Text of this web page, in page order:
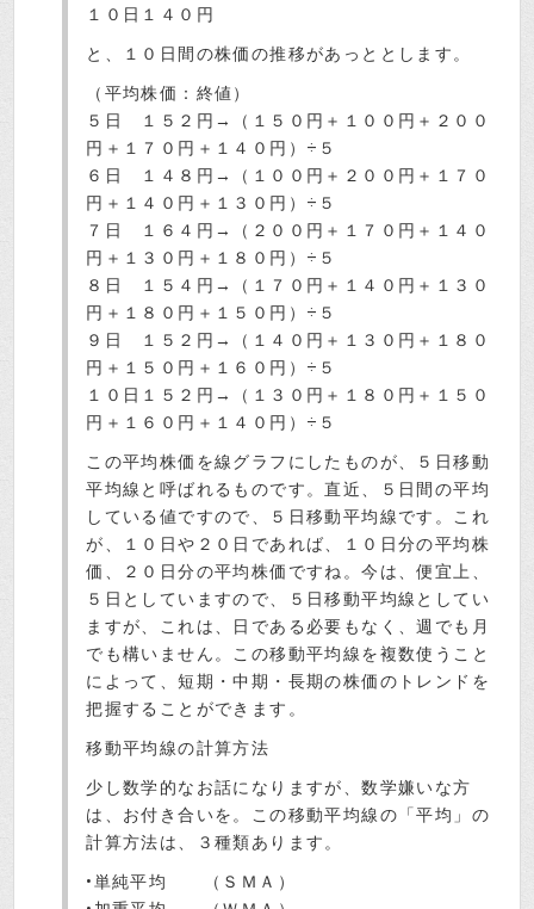
１０日１４０円
と、１０日間の株価の推移があっととします。
（平均株価：終値）
５日 １５２円→（１５０円＋１００円＋２００
円＋１７０円＋１４０円）÷５
６日 １４８円→（１００円＋２００円＋１７０
円＋１４０円＋１３０円）÷５
７日 １６４円→（２００円＋１７０円＋１４０
円＋１３０円＋１８０円）÷５
８日 １５４円→（１７０円＋１４０円＋１３０
円＋１８０円＋１５０円）÷５
９日 １５２円→（１４０円＋１３０円＋１８０
円＋１５０円＋１６０円）÷５
１０日１５２円→（１３０円＋１８０円＋１５０
円＋１６０円＋１４０円）÷５
この平均株価を線グラフにしたものが、５日移動
平均線と呼ばれるものです。直近、５日間の平均
している値ですので、５日移動平均線です。これ
が、１０日や２０日であれば、１０日分の平均株
価、２０日分の平均株価ですね。今は、便宜上、
５日としていますので、５日移動平均線としてい
ますが、これは、日である必要もなく、週でも月
でも構いません。この移動平均線を複数使うこと
によって、短期・中期・長期の株価のトレンドを
把握することができます。
移動平均線の計算方法
少し数学的なお話になりますが、数学嫌いな方
は、お付き合いを。この移動平均線の「平均」の
計算方法は、３種類あります。
•単純平均 （ＳＭＡ）